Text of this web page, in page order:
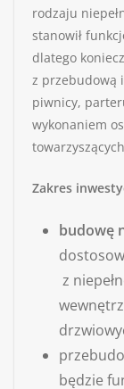
rodzaju
stanowił
dlatego
z przebudową
piwnicy,
wykonaniem
Zakres
budowę
z
będzie